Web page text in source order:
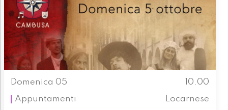
Domenica 05
10.00
Appuntamenti
Locarnese